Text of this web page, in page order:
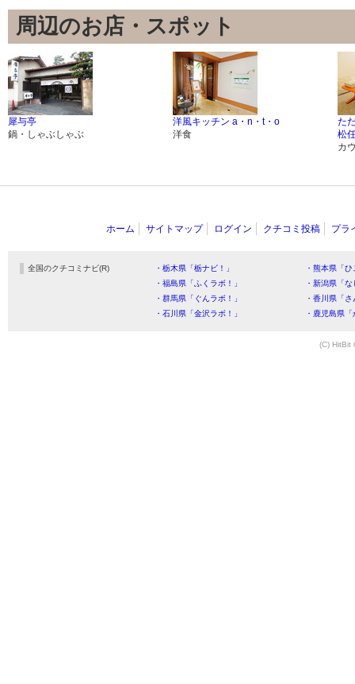
周辺のお店・スポット
犀与亭
鍋・しゃぶしゃぶ
洋風キッチン a・n・t・o
洋食
た
松
カ
ホーム サイトマップ ログイン クチコミ投稿 プラ
全国のクチコミナビ(R) ・栃木県「栃ナビ！」
・熊本県「
・福島県「ふくラボ！」
・新潟県「
・群馬県「ぐんラボ！」
・香川県「
・石川県「金沢ラボ！」
・鹿児島県
(C) HitBit